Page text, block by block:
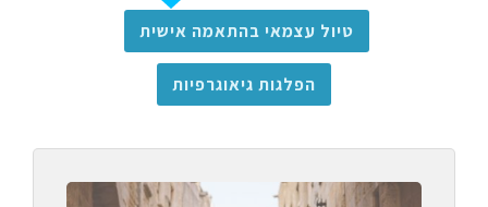
טיול עצמאי בהתאמה אישית
הפלגות גיאוגרפיות